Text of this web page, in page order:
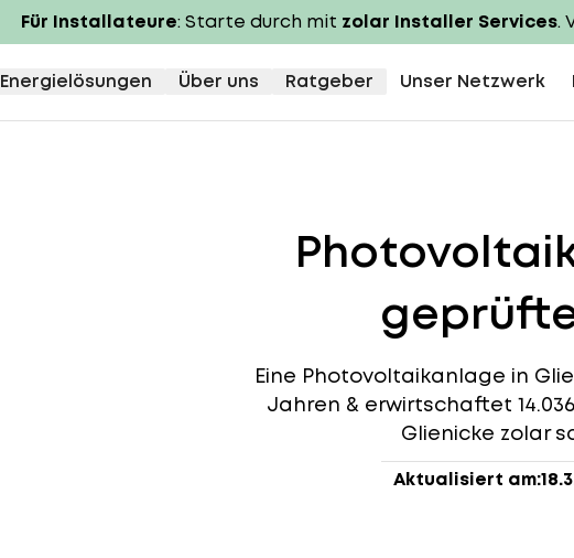
Für Installateure: Starte durch mit zolar Installer Services.
Energielösungen Über uns Ratgeber Unser Netzwerk
Eine Photovoltaikanlage in
Jahren & erwirtschaftet
Glienicke zolar
Aktualisiert am: